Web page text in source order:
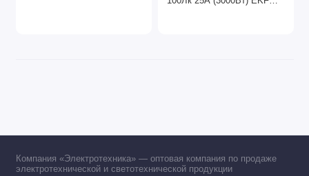
Компания «Электротехника» — оптовая компания по продаже
электротехнической и светотехнической продукции